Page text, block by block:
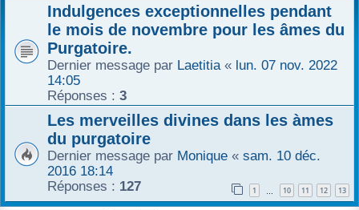
Indulgences exceptionnelles pendant
le mois de novembre pour les âmes du
Purgatoire.
Dernier message par Laetitia « lun. 07 nov. 2022
14:05
Réponses : 3
Les merveilles divines dans les àmes
du purgatoire
Dernier message par Monique « sam. 10 déc.
2016 18:14
Réponses : 127 1 … 10 11 12 13